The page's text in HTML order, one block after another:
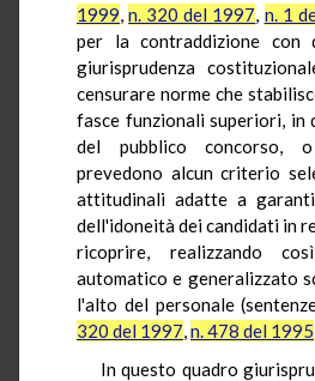
1999,n. 320 del 1997, n. 1
per la contraddizione con
giurisprudenza
censurare norme che
fasce funzionali superiori, in
del pubblico concorso,
prevedono alcun criterio
attitudinali adatte a
dell'idoneità dei candidati in
ricoprire, realizzando
automatico e generalizzato
l'alto del personale
320 del 1997,n. 478 del 1995
In questo quadro